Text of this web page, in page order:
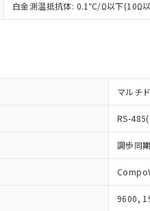
白金測温抵抗体: 0.1℃/Ω以下(10Ω
マルチ
RS-
調歩同期
9600,
よび当社の共同利用者が、当社の
サービスに関するお客様との取
同利用に関して"
の「1.共同
者の範囲」に記載されている法人
含有証明書をダウンロードする
は発行日時点で非含有を証明
、過去に遡って非含有を証明す
りません。
指令のフタル酸エステル
では、対応完了までの期間は出
未対応品が混在することから備
を記載しておりました。
にて対応品への在庫切替を完
とから、特段のことがない限